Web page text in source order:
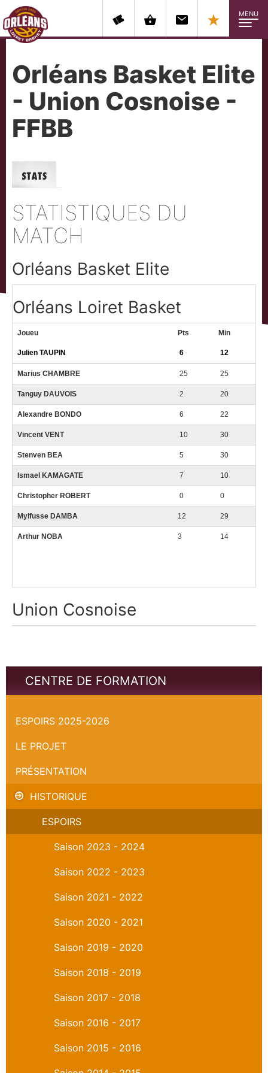
MENU
Orléans Basket Elite
- Union Cosnoise -
FFBB
STATISTIQUES DU
MATCH
Orléans Basket Elite
Orléans Loiret Basket
Joueu Pts Min
Julien TAUPIN 6 12
Marius CHAMBRE 25 25
Tanguy DAUVOIS 2 20
Alexandre BONDO 6 22
Vincent VENT 10 30
Stenven BEA 5 30
Ismael KAMAGATE 7 10
Christopher ROBERT 0 0
Mylfusse DAMBA 12 29
Arthur NOBA 3 14
Union Cosnoise
CENTRE DE FORMATION
ESPOIRS 2025-2026
LE PROJET
PRÉSENTATION
HISTORIQUE
ESPOIRS
Saison 2023 - 2024
Saison 2022 - 2023
Saison 2021 - 2022
Saison 2020 - 2021
Saison 2019 - 2020
Saison 2018 - 2019
Saison 2017 - 2018
Saison 2016 - 2017
Saison 2015 - 2016